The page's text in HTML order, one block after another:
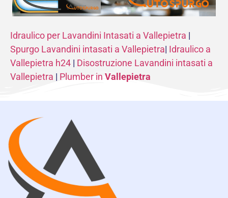
Idraulico per Lavandini Intasati a Vallepietra |
Spurgo Lavandini intasati a Vallepietra| Idraulico a
Vallepietra h24 | Disostruzione Lavandini intasati a
Vallepietra | Plumber in Vallepietra